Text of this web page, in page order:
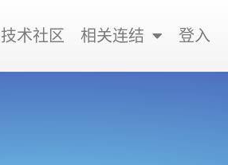
技术社区 相关连结 登入